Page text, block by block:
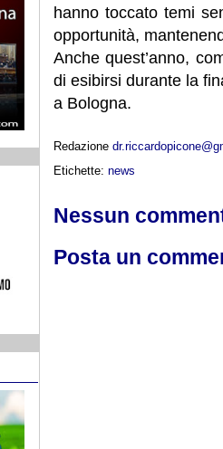
hanno toccato temi
opportunità,
Anche quest’anno,
di esibirsi durante la
a Bologna.
Redazione
Etichette: news
Nessun
Posta un